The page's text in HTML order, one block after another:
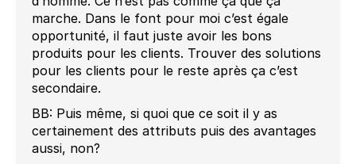
marche. Dans le font pour moi c’est égale
opportunité, il faut juste avoir les bons
produits pour les clients. Trouver des solutions
pour les clients pour le reste après ça c’est
secondaire.
BB: Puis même, si quoi que ce soit il y as
certainement des attributs puis des avantages
aussi, non?